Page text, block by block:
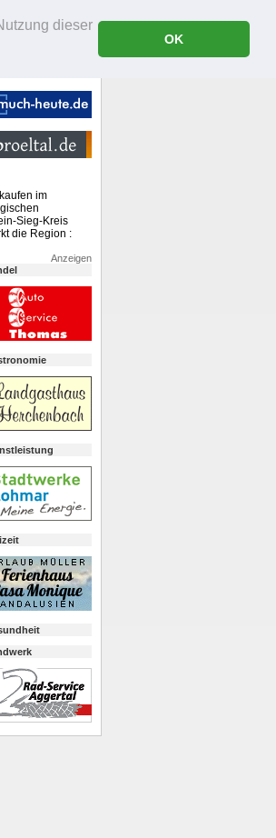
dieser
OK
im
Sieg-Kreis
die Region :
Anzeigen